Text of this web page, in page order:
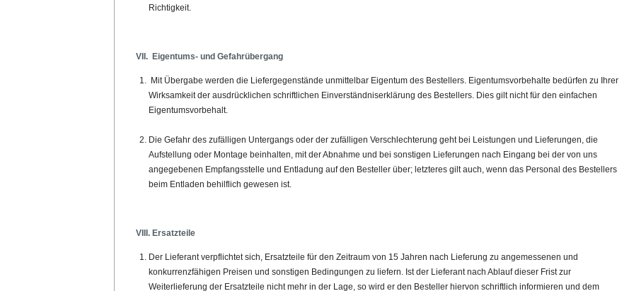
Richtigkeit.
VII. Eigentums- und Gefahrübergang
Mit Übergabe werden die Liefergegenstände unmittelbar Eigentum des Bestellers. Eigentumsvorbehalte bedürfen zu Ihrer
Wirksamkeit der ausdrücklichen schriftlichen Einverständniserklärung des Bestellers. Dies gilt nicht für den einfachen
Eigentumsvorbehalt.
Die Gefahr des zufälligen Untergangs oder der zufälligen Verschlechterung geht bei Leistungen und Lieferungen, die
Aufstellung oder Montage beinhalten, mit der Abnahme und bei sonstigen Lieferungen nach Eingang bei der von uns
angegebenen Empfangsstelle und Entladung auf den Besteller über; letzteres gilt auch, wenn das Personal des Bestellers
beim Entladen behilflich gewesen ist.
VIII. Ersatzteile
Der Lieferant verpflichtet sich, Ersatzteile für den Zeitraum von 15 Jahren nach Lieferung zu angemessenen und
konkurrenzfähigen Preisen und sonstigen Bedingungen zu liefern. Ist der Lieferant nach Ablauf dieser Frist zur
Weiterlieferung der Ersatzteile nicht mehr in der Lage, so wird er den Besteller hiervon schriftlich informieren und dem